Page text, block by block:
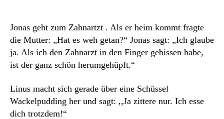
Jonas geht zum Zahnartzt . Als er heim kommt fragte
die Mutter: „Hat es weh getan?“ Jonas sagt: „Ich glaube
ja. Als ich den Zahnarzt in den Finger gebissen habe,
ist der ganz schön herumgehüpft.“
Linus macht sich gerade über eine Schüssel
Wackelpudding her und sagt: ,,Ja zittere nur. Ich esse
dich trotzdem!“